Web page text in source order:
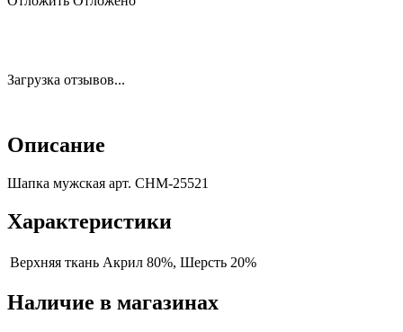
Загрузка отзывов...
Описание
Шапка мужская арт. CHM-25521
Характеристики
Верхняя ткань Акрил 80%, Шерсть 20%
Наличие в магазинах